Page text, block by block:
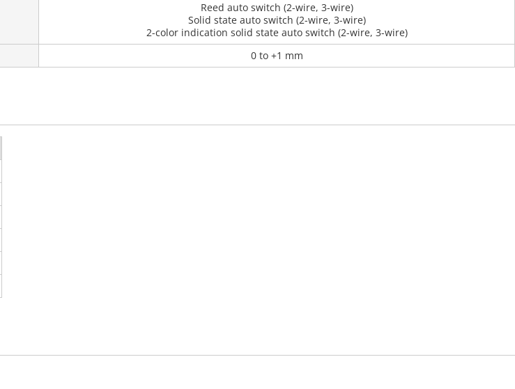
Reed auto switch (2-wire, 3-wire)
Solid state auto switch (2-wire, 3-wire)
2-color indication solid state auto switch (2-wire, 3-wire)
0 to +1 mm